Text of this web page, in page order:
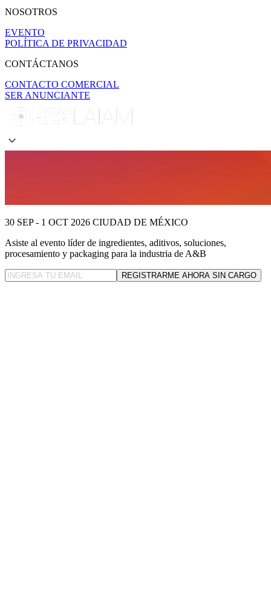
NOSOTROS
EVENTO
POLÍTICA DE PRIVACIDAD
CONTÁCTANOS
CONTACTO COMERCIAL
SER ANUNCIANTE
30 SEP - 1 OCT 2026 CIUDAD DE MÉXICO
Asiste al evento líderde ingredientes, aditivos, soluciones,
procesamiento y packaging para la industria de A&B
REGISTRARME AHORA SIN CARGO